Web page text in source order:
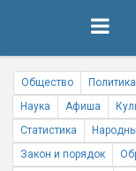
Общество Политика
Наука
Афиша
Статистика
Закон и порядок